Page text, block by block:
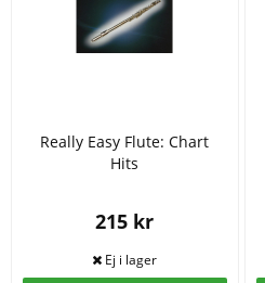
Really Easy Flute: Chart
Hits
215 kr